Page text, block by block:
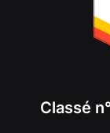
Classé